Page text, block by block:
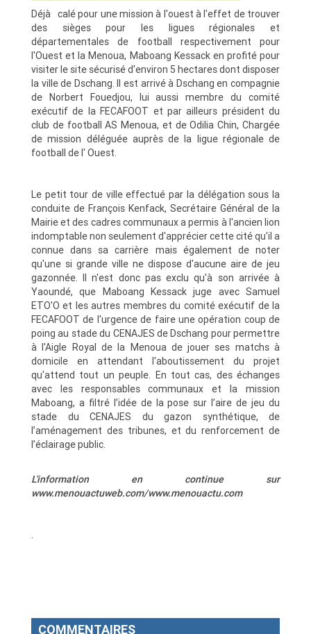
Déjà calé pour une mission à l'ouest à l'effet de trouver
des sièges pour les ligues régionales et
départementales de football respectivement pour
l'Ouest et la Menoua, Maboang Kessack en profité pour
visiter le site sécurisé d'environ 5 hectares dont disposer
la ville de Dschang. Il est arrivé à Dschang en compagnie
de Norbert Fouedjou, lui aussi membre du comité
exécutif de la FECAFOOT et par ailleurs président du
club de football AS Menoua, et de Odilia Chin, Chargée
de mission déléguée auprès de la ligue régionale de
football de l' Ouest.
Le petit tour de ville effectué par la délégation sous la
conduite de François Kenfack, Secrétaire Général de la
Mairie et des cadres communaux a permis à l'ancien lion
indomptable non seulement d'apprécier cette cité qu'il a
connue dans sa carrière mais également de noter
qu'une si grande ville ne dispose d'aucune aire de jeu
gazonnée. Il n'est donc pas exclu qu'à son arrivée à
Yaoundé, que Maboang Kessack juge avec Samuel
ETO'O et les autres membres du comité exécutif de la
FECAFOOT de l'urgence de faire une opération coup de
poing au stade du CENAJES de Dschang pour permettre
à l'Aigle Royal de la Menoua de jouer ses matchs à
domicile en attendant l'aboutissement du projet
qu'attend tout un peuple. En tout cas, des échanges
avec les responsables communaux et la mission
Maboang, a filtré l’idée de la pose sur l’aire de jeu du
stade du CENAJES du gazon synthétique, de
l’aménagement des tribunes, et du renforcement de
l’éclairage public.
L'information en continue sur
www.menouactuweb.com/www.menouactu.com
.
COMMENTAIRES